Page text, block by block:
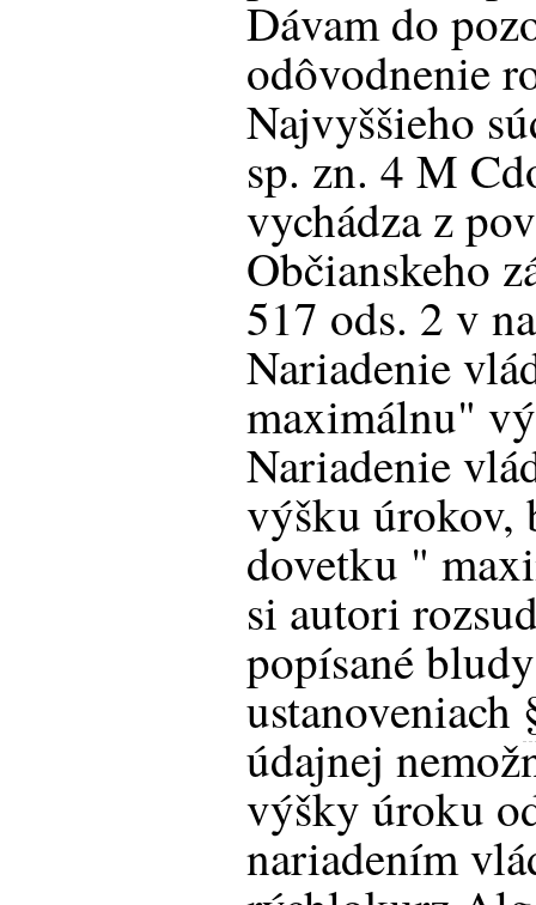
Dávam do
odôvodnenie
Najvyššieho
sp. zn. 4 M
vychádza z
Občianskeho
517 ods. 2 v
Nariadenie
maximálnu"
Nariadenie
výšku úrokov,
dovetku "
si autori
popísané
ustanoveniach
údajnej
výšky úroku
nariadením